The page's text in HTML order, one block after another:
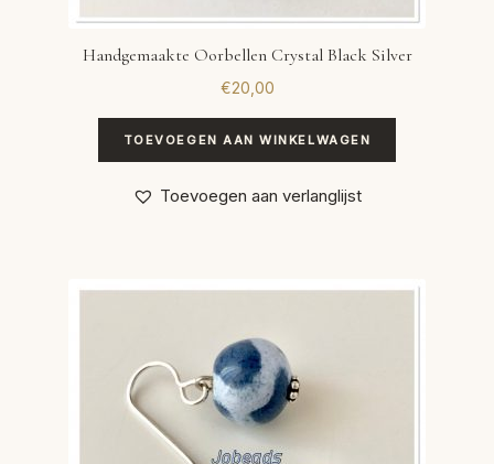
Handgemaakte Oorbellen Crystal Black Silver
€20,00
TOEVOEGEN AAN WINKELWAGEN
Toevoegen aan verlanglijst